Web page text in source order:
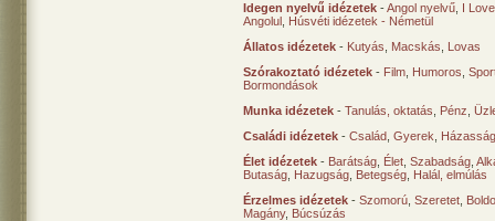
Idegen nyelvű idézetek -Angol nyelvű I
Angolul Húsvéti idézetek - Németül
Állatos idézetek - Kutyás Macskás
Lovas
Szórakoztató idézetek - Film Humoros
Bormondások
Munka idézetek - Tanulás, oktatás Pénz
Családi idézetek - Család Gyerek
Élet idézetek - Barátság Élet Szabadság
Butaság Hazugság Betegség Halál, elmúlás
Érzelmes idézetek - Szomorú Szeretet
Magány, Búcsúzás